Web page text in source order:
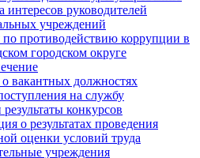
интересов руководителей
учреждений
противодействию коррупции в
городском округе
вакантных должностях
на службу
конкурсов
о результатах проведения
оценки условий труда
учреждения